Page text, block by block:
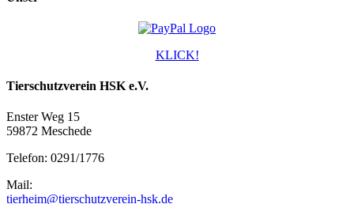
KLICK!
Tierschutzverein HSK e.V.
Enster Weg 15
59872 Meschede
Telefon: 0291/1776
Mail:
tierheim@tierschutzverein-hsk.de